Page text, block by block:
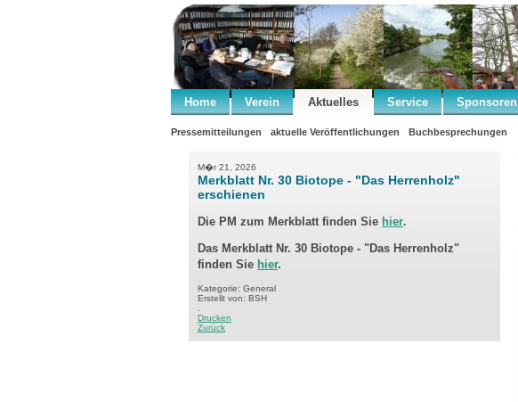
Home Verein Aktuelles Service Sponsoren
Pressemitteilungen aktuelle Veröffentlichungen Buchbesprechungen
M�r 21, 2026
Merkblatt Nr. 30 Biotope - "Das Herrenholz"
erschienen
Die PM zum Merkblatt finden Sie hier.
Das Merkblatt Nr. 30 Biotope - "Das Herrenholz"
finden Sie hier.
Kategorie: General
Erstellt von: BSH
Drucken
Zurück